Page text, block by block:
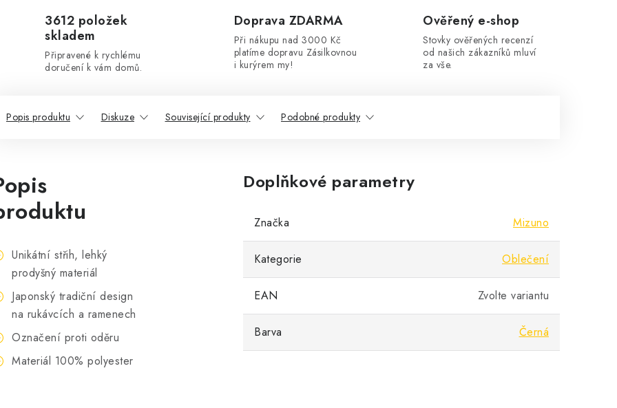
3612 položek
skladem
Připravené k rychlému
doručení k vám domů.
Doprava ZDARMA
Při nákupu nad 3000 Kč
platíme dopravu Zásilkovnou
i kurýrem my!
Ověřený e-shop
Stovky ověřených recenzí
od našich zákazníků mluví
za vše.
Popis produktu Diskuze Související produkty Podobné produkty
Unikátní střih, lehký
prodyšný materiál
Japonský tradiční design
na rukávcích a ramenech
Označení proti oděru
Materiál 100% polyester
Doplňkové parametry
Značka Mizuno
Kategorie Oblečení
EAN Zvolte variantu
Barva Černá